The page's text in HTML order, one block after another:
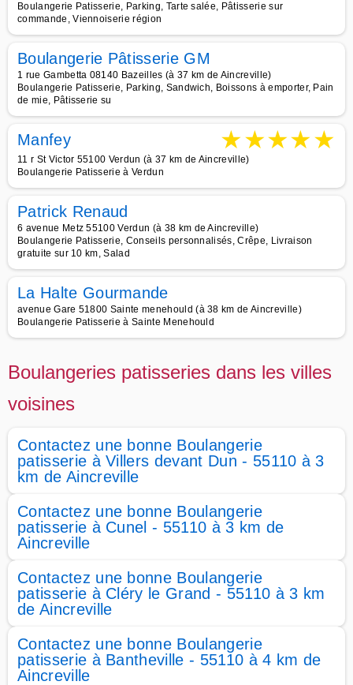
Boulangerie Patisserie, Parking, Tarte salée, Pâtisserie sur
commande, Viennoiserie région
Boulangerie Pâtisserie GM
1 rue Gambetta 08140 Bazeilles (à 37 km de Aincreville)
Boulangerie Patisserie, Parking, Sandwich, Boissons à emporter, Pain
de mie, Pâtisserie su
Manfey ★★★★★
11 r St Victor 55100 Verdun (à 37 km de Aincreville)
Boulangerie Patisserie à Verdun
Patrick Renaud
6 avenue Metz 55100 Verdun (à 38 km de Aincreville)
Boulangerie Patisserie, Conseils personnalisés, Crêpe, Livraison
gratuite sur 10 km, Salad
La Halte Gourmande
avenue Gare 51800 Sainte menehould (à 38 km de Aincreville)
Boulangerie Patisserie à Sainte Menehould
Boulangeries patisseries dans les villes
voisines
Contactez une bonne Boulangerie
patisserie à Villers devant Dun - 55110 à 3
km de Aincreville
Contactez une bonne Boulangerie
patisserie à Cunel - 55110 à 3 km de
Aincreville
Contactez une bonne Boulangerie
patisserie à Cléry le Grand - 55110 à 3 km
de Aincreville
Contactez une bonne Boulangerie
patisserie à Bantheville - 55110 à 4 km de
Aincreville